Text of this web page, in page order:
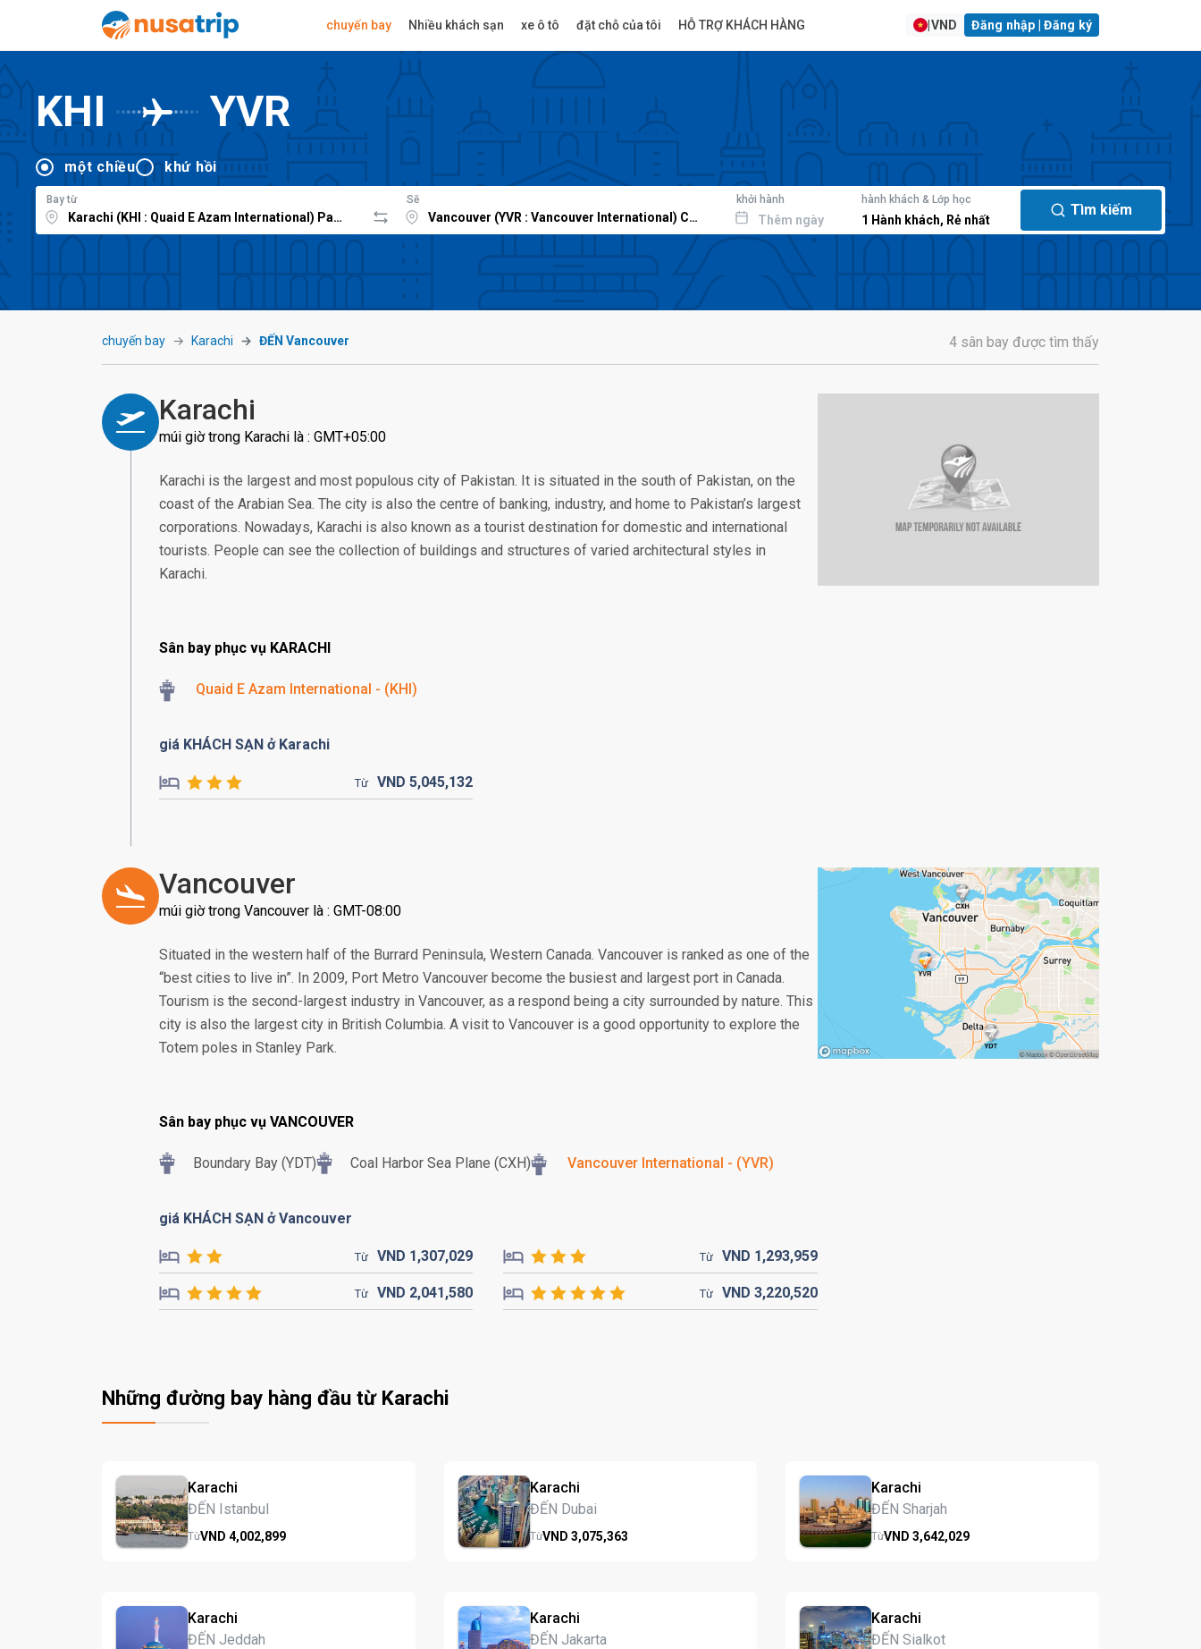
chuyến bay Nhiều khách sạn xe ô tô đặt chỗ của tôi HỖ TRỢ KHÁCH HÀNG VND Đăng nhập | Đăng ký
KHI YVR
một chiều khứ hồi
Bay từ Sẽ khởi hành
Thêm ngày
hành khách & Lớp học
1 Hành khách, Rẻ nhất
Tìm kiếm
chuyến bay Karachi ĐẾN Vancouver 4 sân bay được tìm thấy
Karachi
múi giờ trong Karachi là : GMT+05:00
Karachi is the largest and most populous city of Pakistan. It is situated in the south of Pakistan, on the
coast of the Arabian Sea. The city is also the centre of banking, industry, and home to Pakistan’s largest
corporations. Nowadays, Karachi is also known as a tourist destination for domestic and international
tourists. People can see the collection of buildings and structures of varied architectural styles in
Karachi.
Sân bay phục vụ KARACHI
Quaid E Azam International - (KHI)
giá KHÁCH SẠN ở Karachi
Từ VND5,045,132
Vancouver
múi giờ trong Vancouver là : GMT-08:00
Situated in the western half of the Burrard Peninsula, Western Canada. Vancouver is ranked as one of the
“best cities to live in”. In 2009, Port Metro Vancouver become the busiest and largest port in Canada.
Tourism is the second-largest industry in Vancouver, as a respond being a city surrounded by nature. This
city is also the largest city in British Columbia. A visit to Vancouver is a good opportunity to explore the
Totem poles in Stanley Park.
Sân bay phục vụ VANCOUVER
Boundary Bay (YDT) Coal Harbor Sea Plane (CXH) Vancouver International - (YVR)
giá KHÁCH SẠN ở Vancouver
Từ VND 1,307,029 Từ VND 1,293,959
Từ VND 2,041,580 Từ VND 3,220,520
Những đường bay hàng đầu từ Karachi
Karachi
ĐẾN Istanbul
TừVND 4,002,899
Karachi
ĐẾN Dubai
TừVND 3,075,363
Karachi
ĐẾN Sharjah
TừVND3,642,029
Karachi
ĐẾN Jeddah
Karachi
ĐẾN Jakarta
Karachi
ĐẾN Sialkot